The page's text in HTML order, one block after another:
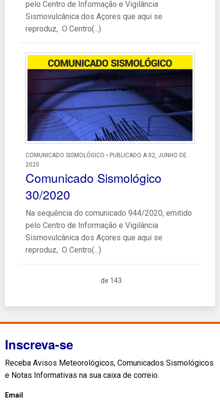
pelo Centro de Informação e Vigilância
Sismovulcânica dos Açores que aqui se
reproduz, O Centro(...)
COMUNICADO SISMOLÓGICO • PUBLICADO A 02, JUNHO DE
2020
Comunicado Sismológico
30/2020
Na sequência do comunicado 944/2020, emitido
pelo Centro de Informação e Vigilância
Sismovulcânica dos Açores que aqui se
reproduz, O Centro(...)
de 143
Inscreva-se
Receba Avisos Meteorológicos, Comunicados Sismológicos
e Notas Informativas na sua caixa de correio.
Email